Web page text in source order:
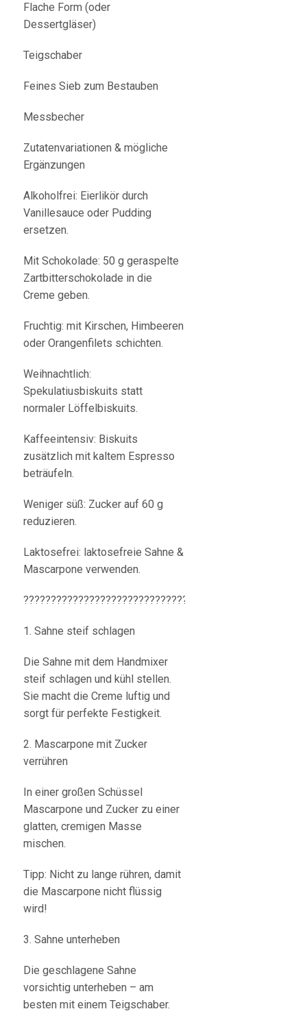
Flache Form (oder
Dessertgläser)
Teigschaber
Feines Sieb zum Bestauben
Messbecher
Zutatenvariationen & mögliche
Ergänzungen
Alkoholfrei: Eierlikör durch
Vanillesauce oder Pudding
ersetzen.
Mit Schokolade: 50 g geraspelte
Zartbitterschokolade in die
Creme geben.
Fruchtig: mit Kirschen, Himbeeren
oder Orangenfilets schichten.
Weihnachtlich:
Spekulatiusbiskuits statt
normaler Löffelbiskuits.
Kaffeeintensiv: Biskuits
zusätzlich mit kaltem Espresso
beträufeln.
Weniger süß: Zucker auf 60 g
reduzieren.
Laktosefrei: laktosefreie Sahne &
Mascarpone verwenden.
????????????????????????????????????????????:
1. Sahne steif schlagen
Die Sahne mit dem Handmixer
steif schlagen und kühl stellen.
Sie macht die Creme luftig und
sorgt für perfekte Festigkeit.
2. Mascarpone mit Zucker
verrühren
In einer großen Schüssel
Mascarpone und Zucker zu einer
glatten, cremigen Masse
mischen.
Tipp: Nicht zu lange rühren, damit
die Mascarpone nicht flüssig
wird!
3. Sahne unterheben
Die geschlagene Sahne
vorsichtig unterheben – am
besten mit einem Teigschaber.